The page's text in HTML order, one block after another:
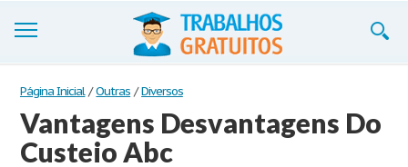
Trabalhos
Cadastre-se
Entre
Página Inicial / Outras / Diversos
Vantagens Desvantagens Do
Custeio Abc